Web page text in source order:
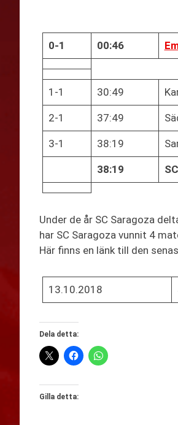
0-1 00:46
1-1 30:49
2-1 37:49
3-1 38:19
38:19
Under de år SC Saragoza
har SC Saragoza vunnit 4
Här finns en länk till den
13.10.2018
Dela detta:
Gilla detta: